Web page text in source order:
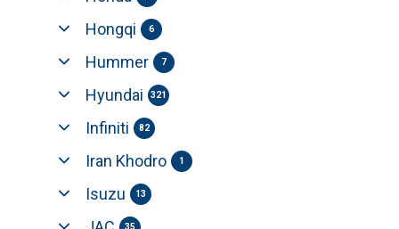
Hongqi 6
Hummer 7
Hyundai 321
Infiniti 82
Iran Khodro 1
Isuzu 13